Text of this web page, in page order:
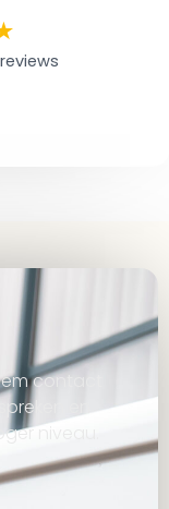
contact
en
niveau.